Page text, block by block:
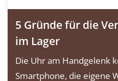
5 Gründe für die
im Lager
Die Uhr am Handgelenk
Smartphone, die eigene